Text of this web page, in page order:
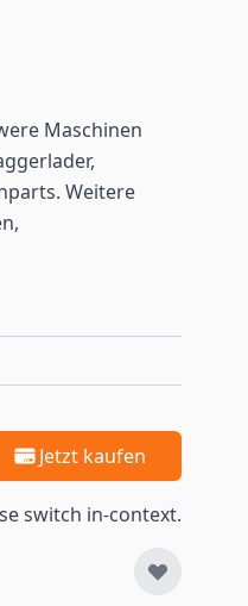
Maschinen
Weitere
Jetzt kaufen
switch in-context.